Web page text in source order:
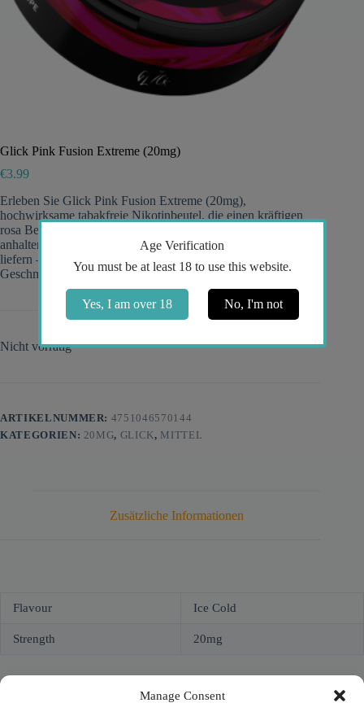
Manage Consent
Glick Pink Fusion Extreme (20mg)
€3.99
Erleben Sie Glick Pink Fusion Extreme (20mg),
hochwirksame tabakfreie Nikotinbeutel, die einen kräftigen
rosa Beeren-Zitrus-Stoß mit schneller Freisetzung, lang
anhaltender Frische und diskretem ganztägigem Komfort
liefern – ideal für erfahrene Konsumenten, die einen starken
Geschmack und Befriedigung suchen.
Nicht vorrätig
ARTIKELNUMMER: 4751046570144
KATEGORIEN: 20MG, GLICK, MITTEL
Zusätzliche Informationen
Flavour Ice Cold
Strength 20mg
Age Verification
You must be at least 18 to use this website.
Yes, I am over 18 No, I'm not